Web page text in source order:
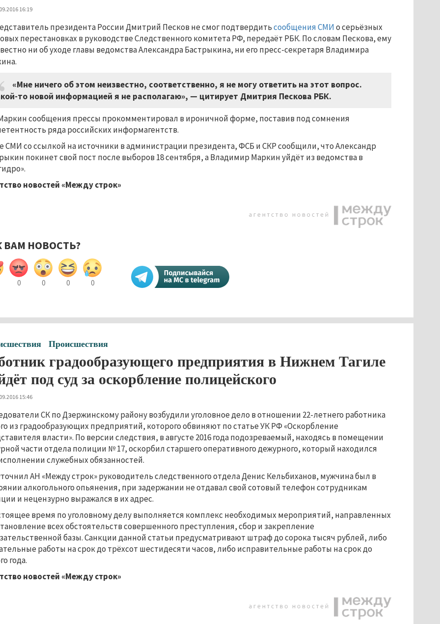
16:19
президента России Дмитрий Песков не смог подтвердитьсообщения СМИо серьёзных
перестановках в руководстве Следственного комитета РФ, передаёт РБК. По словам Пескова, ему
ни об уходе главы ведомства Александра Бастрыкина, ни его пресс-секретаря Владимира
.
«Мне ничего об этом неизвестно, соответственно, я не могу ответить на этот вопрос.
то новой информацией я не располагаю», — цитирует Дмитрия Пескова РБК.
сообщения прессы прокомментировал в ироничной форме, поставив под сомнения
ряда российских информагентств.
СМИ со ссылкой на источники в администрации президента, ФСБ и СКР сообщили, что Александр
покинет свой пост после выборов 18 сентября, а Владимир Маркин уйдёт из ведомства в
новостей «Между строк»
ВАМ НОВОСТЬ?
0 0 0 0
Происшествия
градообразующего предприятия в Нижнем Тагиле
под суд за оскорбление полицейского
15:46
СК по Дзержинскому району возбудили уголовное дело в отношении 22-летнего работника
из градообразующих предприятий, которого обвиняют по статье УК РФ «Оскорбление
власти». По версии следствия, в августе 2016 года подозреваемый, находясь в помещении
части отдела полиции № 17, оскорбил старшего оперативного дежурного, который находился
служебных обязанностей.
АН «Между строк» руководитель следственного отдела Денис Кельбиханов, мужчина был в
алкогольного опьянения, при задержании не отдавал свой сотовый телефон сотрудникам
и нецензурно выражался в их адрес.
время по уголовному делу выполняется комплекс необходимых мероприятий, направленных
всех обстоятельств совершенного преступления, сбор и закрепление
базы. Санкции данной статьи предусматривают штраф до сорока тысяч рублей, либо
работы на срок до трёхсот шестидесяти часов, либо исправительные работы на срок до
года.
новостей «Между строк»